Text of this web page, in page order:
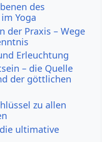
des
Yoga
der Praxis – Wege
Erleuchtung
– die Quelle
der göttlichen
zu allen
ultimative